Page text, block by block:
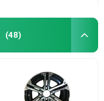
(48)